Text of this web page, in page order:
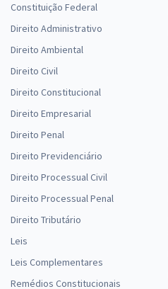
Constituição Federal
Direito Administrativo
Direito Ambiental
Direito Civil
Direito Constitucional
Direito Empresarial
Direito Penal
Direito Previdenciário
Direito Processual Civil
Direito Processual Penal
Direito Tributário
Leis
Leis Complementares
Remédios Constitucionais